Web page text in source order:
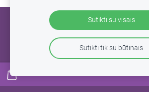
SLAPUKAI
Sutikti su visais
Sutikti tik su būtinais